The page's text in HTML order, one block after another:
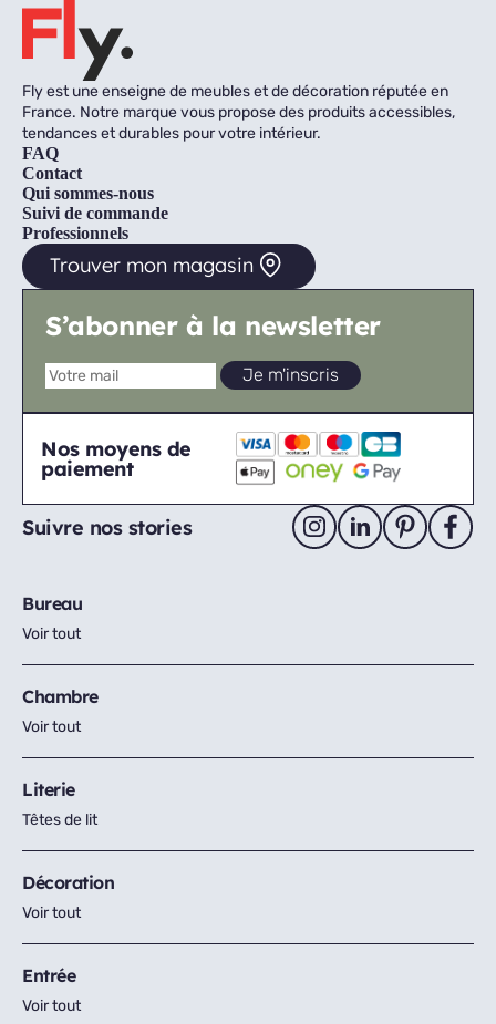
Fly est une enseigne de meubles et de décoration réputée en
France. Notre marque vous propose des produits accessibles,
tendances et durables pour votre intérieur.
FAQ
Contact
Qui sommes-nous
Suivi de commande
Professionnels
Trouver mon magasin
S’abonner à la newsletter
Nos moyens de
paiement
Suivre nos stories
Bureau
Voir tout
Chambre
Voir tout
Literie
Têtes de lit
Décoration
Voir tout
Entrée
Voir tout